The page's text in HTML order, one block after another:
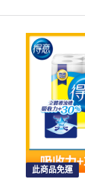
此商品免運